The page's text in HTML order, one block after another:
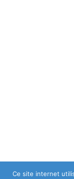
Ce site internet